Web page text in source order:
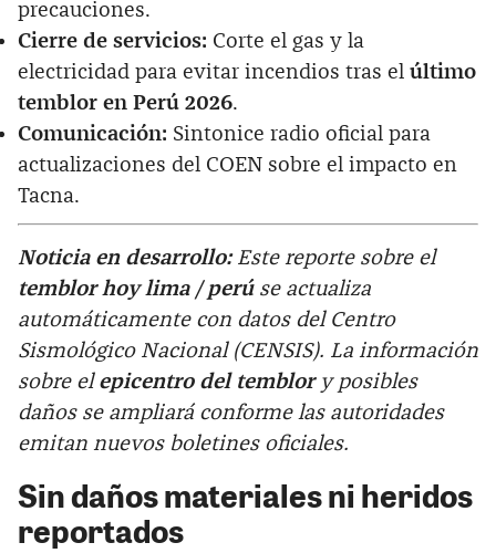
precauciones.
Cierre de servicios: Corte el gas y la
electricidad para evitar incendios tras el último
temblor en Perú 2026.
Comunicación: Sintonice radio oficial para
actualizaciones del COEN sobre el impacto en
Tacna.
Noticia en desarrollo:Este reporte sobre el
temblor hoy lima / perúse actualiza
automáticamente con datos del Centro
Sismológico Nacional (CENSIS). La información
sobre el epicentro del temblory posibles
daños se ampliará conforme las autoridades
emitan nuevos boletines oficiales.
Sin daños materiales ni heridos
reportados